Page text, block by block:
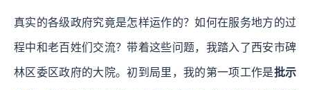
真实的各级政府究竟是怎样运作的？如何在服务地方的过
程中和老百姓们交流？带着这些问题，我踏入了西安市碑
林区委区政府的大院。初到局里，我的第一项工作是批示